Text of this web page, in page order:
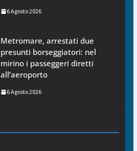
6 Agosto 2026
Metromare, arrestati due
presunti borseggiatori: nel
mirino i passeggeri diretti
all’aeroporto
6 Agosto 2026